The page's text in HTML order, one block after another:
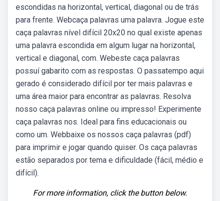
escondidas na horizontal, vertical, diagonal ou de trás
para frente. Webcaça palavras uma palavra. Jogue este
caça palavras nível difícil 20x20 no qual existe apenas
uma palavra escondida em algum lugar na horizontal,
vertical e diagonal, com. Webeste caça palavras
possuí gabarito com as respostas. O passatempo aqui
gerado é considerado difícil por ter mais palavras e
uma área maior para encontrar as palavras. Resolva
nosso caça palavras online ou impresso! Experimente
caça palavras nos. Ideal para fins educacionais ou
como um. Webbaixe os nossos caça palavras (pdf)
para imprimir e jogar quando quiser. Os caça palavras
estão separados por tema e dificuldade (fácil, médio e
difícil).
For more information, click the button below.